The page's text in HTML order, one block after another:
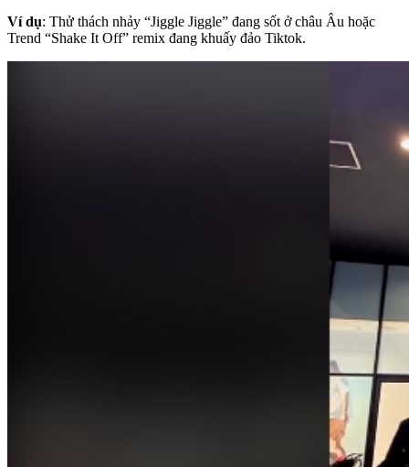
Ví dụ: Thử thách nhảy “Jiggle Jiggle” đang sốt ở châu Âu hoặc
Trend “Shake It Off” remix đang khuấy đảo Tiktok.